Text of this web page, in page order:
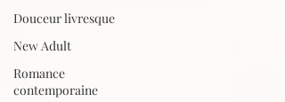
Douceur livresque
New Adult
Romance
contemporaine